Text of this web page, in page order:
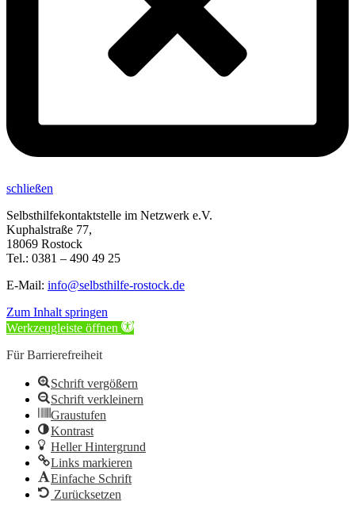
schließen
Selbsthilfekontaktstelle im Netzwerk e.V.
Kuphalstraße 77,
18069 Rostock
Tel.: 0381 – 490 49 25
E-Mail: info@selbsthilfe-rostock.de
Zum Inhalt springen
Werkzeugleiste öffnen
Für Barrierefreiheit
Schrift vergößern
Schrift verkleinern
Graustufen
Kontrast
Heller Hintergrund
Links markieren
Einfache Schrift
Zurücksetzen